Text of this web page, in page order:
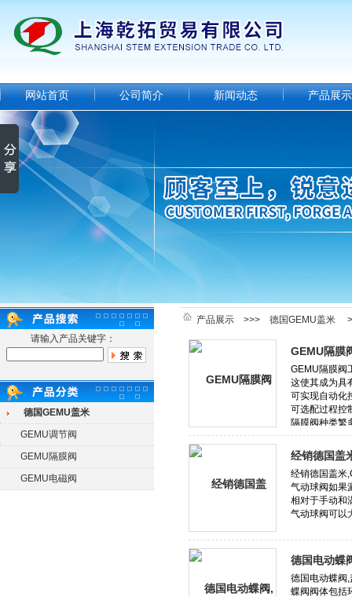
网站首页 公司简介 新闻动态 产品展示
请输入产品关键字：
德国GEMU盖米
GEMU调节阀
GEMU隔膜阀
GEMU电磁阀
产品展示 >>> 德国GEMU盖米
GEMU隔膜
经销德国盖
德国电动蝶